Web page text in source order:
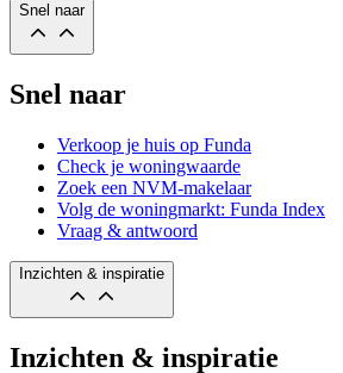
Snel naar
Snel naar
Verkoop je huis op Funda
Check je woningwaarde
Zoek een NVM-makelaar
Volg de woningmarkt: Funda Index
Vraag & antwoord
Inzichten & inspiratie
Inzichten & inspiratie